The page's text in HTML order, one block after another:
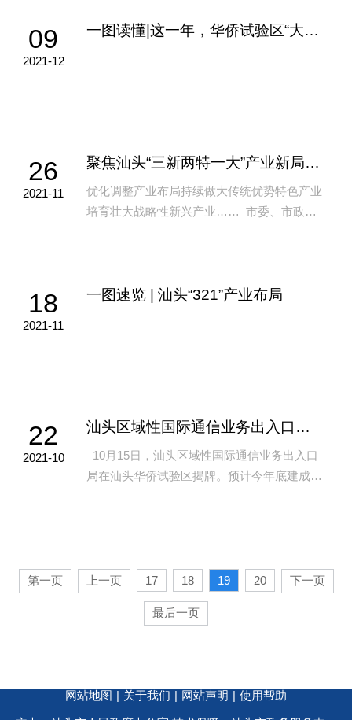
09
2021-12
一图读懂|这一年，华侨试验区“大事记”
26
2021-11
聚焦汕头“三新两特一大”产业新局，在外潮商乡贤这样说……
优化调整产业布局持续做大传统优势特色产业
培育壮大战略性新兴产业…… 市委、市政府
18
2021-11
一图速览 | 汕头“321”产业布局
22
2021-10
汕头区域性国际通信业务出入口局：联通海外打造“数字特区”
10月15日，汕头区域性国际通信业务出入口
局在汕头华侨试验区揭牌。预计今年底建成运
第一页 上一页 17 18 19 20 下一页
最后一页
网站地图 | 关于我们 | 网站声明 | 使用帮助